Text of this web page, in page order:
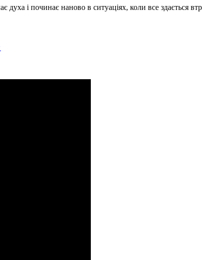
духа і починає наново в ситуаціях, коли все здається